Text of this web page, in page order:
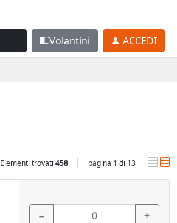
Volantini ACCEDI
Elementi trovati 458 | pagina 1 di 13
− +